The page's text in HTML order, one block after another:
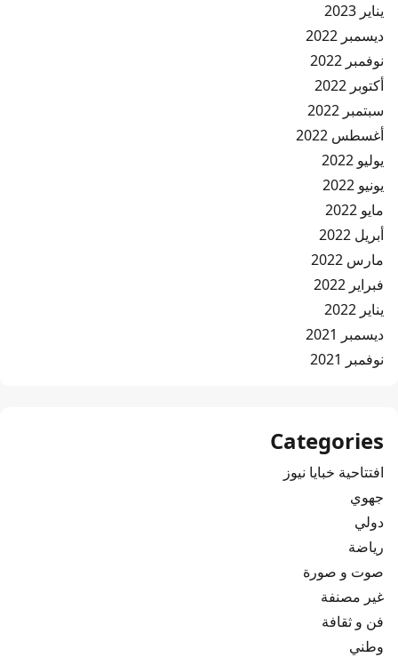
يناير 2023
ديسمبر 2022
نوفمبر 2022
أكتوبر 2022
سبتمبر 2022
أغسطس 2022
يوليو 2022
يونيو 2022
مايو 2022
أبريل 2022
مارس 2022
فبراير 2022
يناير 2022
ديسمبر 2021
نوفمبر 2021
Categories
افتتاحية خبايا نيوز
جهوي
دولي
رياضة
صوت و صورة
غير مصنفة
فن و ثقافة
وطني